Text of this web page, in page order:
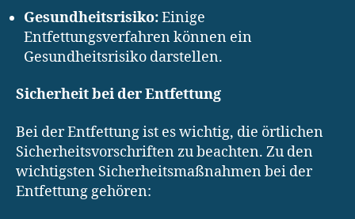
Gesundheitsrisiko:Einige
Entfettungsverfahren können ein
Gesundheitsrisiko darstellen.
Sicherheit bei der Entfettung
Bei der Entfettung ist es wichtig, die örtlichen
Sicherheitsvorschriften zu beachten. Zu den
wichtigsten Sicherheitsmaßnahmen bei der
Entfettung gehören: